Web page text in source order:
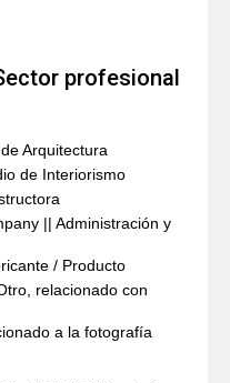
profesional
Arquitectura
de Interiorismo
|| Administración y
/ Producto
relacionado con
a la fotografía